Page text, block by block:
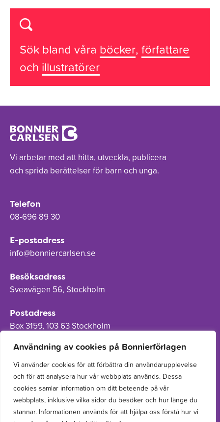
Användning av cookies på Bonnierförlagen
Vi använder cookies för att förbättra din användarupplevelse
och för att analysera hur vår webbplats används. Dessa
cookies samlar information om ditt beteende på vår
webbplats, inklusive vilka sidor du besöker och hur länge du
stannar. Informationen används för att hjälpa oss förstå hur vi
Sök bland våra böcker, författare
och illustratörer
Vi arbetar med att hitta, utveckla, publicera
och sprida berättelser för barn och unga.
Telefon
08-696 89 30
E-postadress
info@bonniercarlsen.se
Besöksadress
Sveavägen 56, Stockholm
Postadress
Box 3159, 103 63 Stockholm
Om Bonnierförlagen
Cookies
Integritetspolicy